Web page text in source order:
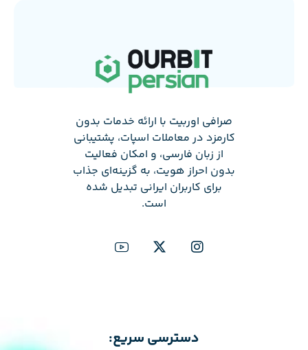
صرافی اوربیت با ارائه خدمات بدون
کارمزد در معاملات اسپات، پشتیبانی
از زبان فارسی، و امکان فعالیت
بدون احراز هویت، به گزینه‌ای جذاب
برای کاربران ایرانی تبدیل شده
است.
دسترسی سریع: